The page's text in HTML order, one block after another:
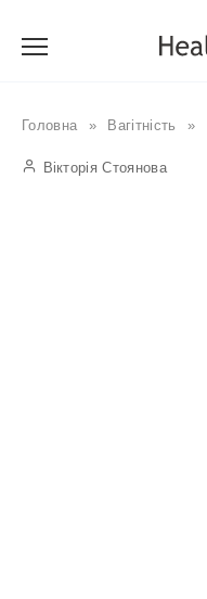
Головна » Вагітність »
Вікторія Стоянова